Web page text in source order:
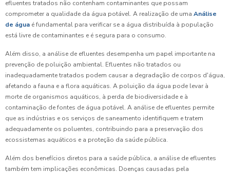
efluentes tratados não contenham contaminantes que possam
comprometer a qualidade da água potável. A realização de uma Análise
de água é fundamental para verificar se a água distribuída à população
está livre de contaminantes e é segura para o consumo.
Além disso, a análise de efluentes desempenha um papel importante na
prevenção de poluição ambiental. Efluentes não tratados ou
inadequadamente tratados podem causar a degradação de corpos d'água,
afetando a fauna e a flora aquáticas. A poluição da água pode levar à
morte de organismos aquáticos, à perda de biodiversidade e à
contaminação de fontes de água potável. A análise de efluentes permite
que as indústrias e os serviços de saneamento identifiquem e tratem
adequadamente os poluentes, contribuindo para a preservação dos
ecossistemas aquáticos e a proteção da saúde pública.
Além dos benefícios diretos para a saúde pública, a análise de efluentes
também tem implicações econômicas. Doenças causadas pela